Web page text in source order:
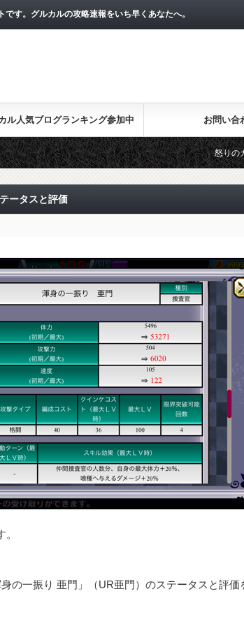
す。グルカルの攻略速報をいち早くあなたへ。
ル人気ブログランキング参加中 お問い合
怒りのカネキのス
ータスと評価
の一振り 亜門」（UR亜門）のステータスと評価